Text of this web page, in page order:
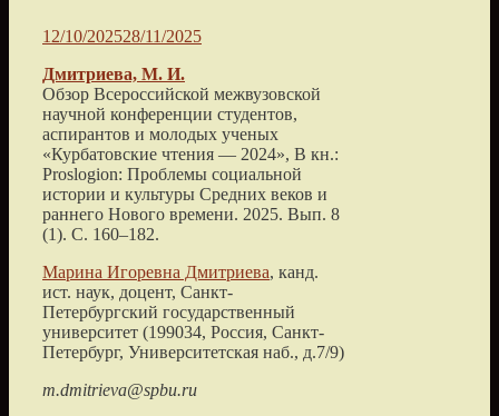
12/10/202528/11/2025
Дмитриева, М. И.
Обзор Всероссийской межвузовской
научной конференции студентов,
аспирантов и молодых ученых
«Курбатовские чтения — 2024», В кн.:
Proslogion: Проблемы социальной
истории и культуры Средних веков и
раннего Нового времени. 2025. Вып. 8
(1). С. 160–182.
Марина Игоревна Дмитриева, канд.
ист. наук, доцент, Санкт-
Петербургский государственный
университет (199034, Россия, Санкт-
Петербург, Университетская наб., д.7/9)
m.dmitrieva@spbu.ru